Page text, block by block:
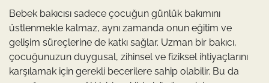
Bebek bakıcısı sadece çocuğun günlük bakımını
üstlenmekle kalmaz, aynı zamanda onun eğitim ve
gelişim süreçlerine de katkı sağlar. Uzman bir bakıcı,
çocuğunuzun duygusal, zihinsel ve fiziksel ihtiyaçlarını
karşılamak için gerekli becerilere sahip olabilir. Bu da